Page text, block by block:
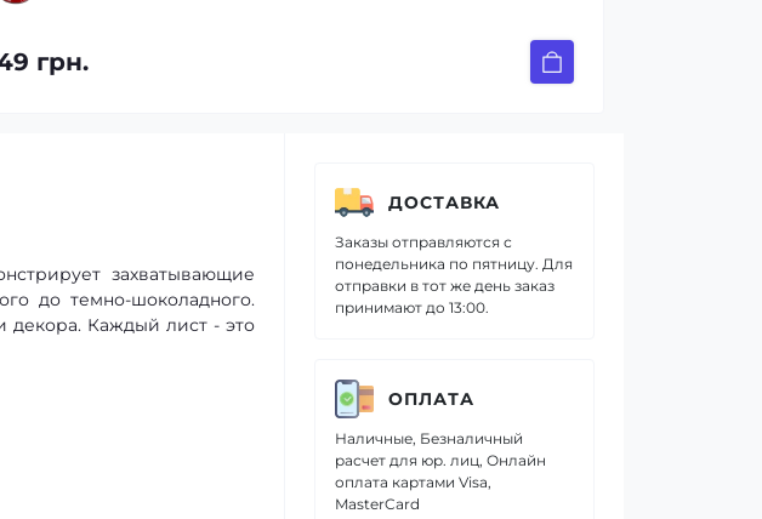
грн.
захватывающие
до темно-шоколадного.
декора. Каждый лист - это
ДОСТАВКА
Заказы отправляются с
понедельника по пятницу. Для
отправки в тот же день заказ
принимают до 13:00.
ОПЛАТА
Наличные, Безналичный
расчет для юр. лиц, Онлайн
оплата картами Visa,
MasterCard